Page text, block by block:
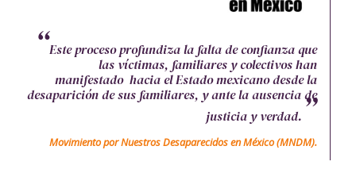
Este proceso profundiza la falta de confianza que
las víctimas, familiares y colectivos han
manifestado hacia el Estado mexicano desde la
desaparición de sus familiares, y ante la ausencia de
justicia y verdad.
Movimiento por Nuestros Desaparecidos en México (MNDM).